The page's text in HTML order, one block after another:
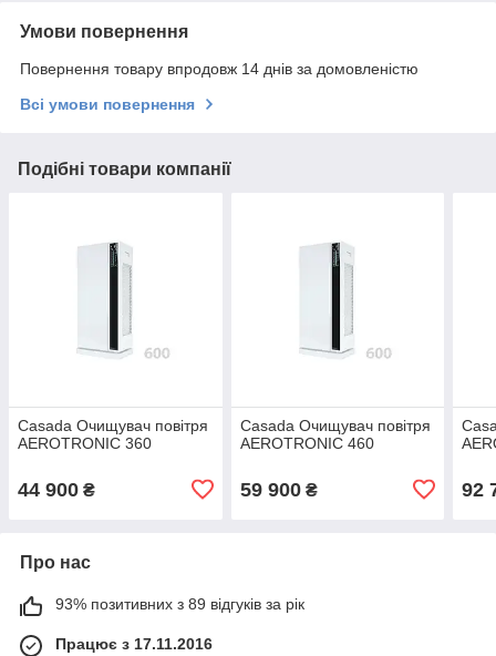
Умови повернення
Повернення товару впродовж 14 днів за домовленістю
Всі умови повернення
Подібні товари компанії
Casada Очищувач повітря
AEROTRONIC 360
44 900 ₴
Casada Очищувач повітря
AEROTRONIC 460
59 900₴ 92
Про нас
93% позитивних з 89 відгуків за рік
Працює з 17.11.2016